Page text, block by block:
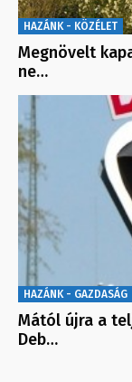
HAZÁNK - KÖZÉLET
Megnövelt
ne…
HAZÁNK - GAZDASÁG
Mától újra a
Deb…